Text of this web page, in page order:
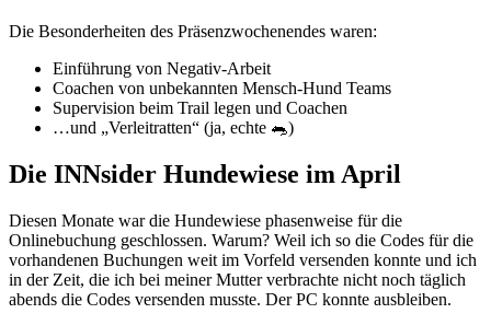
Die Besonderheiten des Präsenzwochenendes waren:
Einführung von Negativ-Arbeit
Coachen von unbekannten Mensch-Hund Teams
Supervision beim Trail legen und Coachen
…und „Verleitratten“ (ja, echte 🐀)
Die INNsider Hundewiese im April
Diesen Monate war die Hundewiese phasenweise für die
Onlinebuchung geschlossen. Warum? Weil ich so die Codes für die
vorhandenen Buchungen weit im Vorfeld versenden konnte und ich
in der Zeit, die ich bei meiner Mutter verbrachte nicht noch täglich
abends die Codes versenden musste. Der PC konnte ausbleiben.